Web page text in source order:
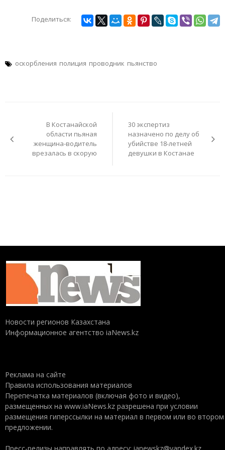
Поделиться:
оскорбления полиция проводник пьянство
В Костанайской
области пьяная
женщина-водитель
врезалась в скорую
30 экспертиз
назначено по делу об
убийстве 18-летней
девушки в Костанае
Новости регионов Казахстана
Информационное агентство iaNews.kz
Реклама на сайте
Правила использования материалов
Перепечатка материалов (включая фото и видео),
размещенных на www.iaNews.kz разрешена при условии
размещения гиперссылки на материал в первом или во втором
предложении.